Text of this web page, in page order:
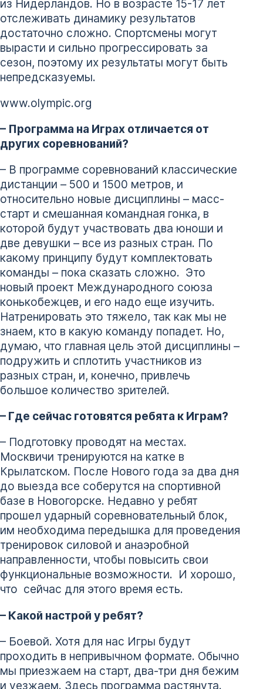
из Нидерландов. Но в возрасте 15-17 лет
отслеживать динамику результатов
достаточно сложно. Спортсмены могут
вырасти и сильно прогрессировать за
сезон, поэтому их результаты могут быть
непредсказуемы.
www.olympic.org
– Программа на Играх отличается от
других соревнований?
– В программе соревнований классические
дистанции – 500 и 1500 метров, и
относительно новые дисциплины – масс-
старт и смешанная командная гонка, в
которой будут участвовать два юноши и
две девушки – все из разных стран. По
какому принципу будут комплектовать
команды – пока сказать сложно. Это
новый проект Международного союза
конькобежцев, и его надо еще изучить.
Натренировать это тяжело, так как мы не
знаем, кто в какую команду попадет. Но,
думаю, что главная цель этой дисциплины –
подружить и сплотить участников из
разных стран, и, конечно, привлечь
большое количество зрителей.
– Где сейчас готовятся ребята к Играм?
– Подготовку проводят на местах.
Москвичи тренируются на катке в
Крылатском. После Нового года за два дня
до выезда все соберутся на спортивной
базе в Новогорске. Недавно у ребят
прошел ударный соревновательный блок,
им необходима передышка для проведения
тренировок силовой и анаэробной
направленности, чтобы повысить свои
функциональные возможности. И хорошо,
что сейчас для этого время есть.
– Какой настрой у ребят?
– Боевой. Хотя для нас Игры будут
проходить в непривычном формате. Обычно
мы приезжаем на старт, два-три дня бежим
и уезжаем. Здесь программа растянута.